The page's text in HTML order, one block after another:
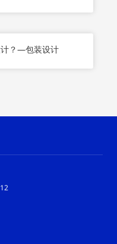
？—包装设计